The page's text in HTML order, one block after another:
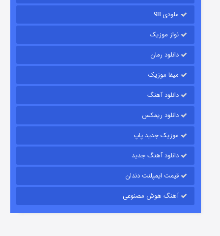
قسمت۱۵ (دوبله) منتشر شد
ملودی 98
نواز موزیک
دانلود رمان
میفا موزیک
دانلود آهنگ
دانلود ریمکس
موزیک جدید پاپ
دانلود آهنگ جدید
قیمت ایمپلنت دندان
آهنگ هوش مصنوعی